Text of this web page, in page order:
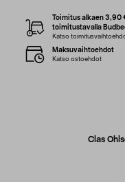
Clas
Toimitus alkaen 3,90
toimitustavalla
Katso
Maksuvaihtoehdot
Katso ostoehdot